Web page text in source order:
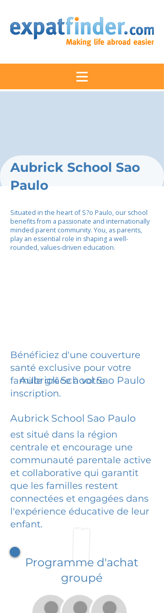
Aubrick School Sao
Paulo
Situated in the heart of S?o Paulo, our school
benefits from a passionate and internationally
minded parent community. You, as parents,
play an essential role in shaping a well-
rounded, values-driven education.
Bénéficiez d'une couverture
santé exclusive pour votre
famille grâce à votre
inscription.
Aubrick School Sao Paulo
Aubrick School Sao Paulo
est situé dans la région
centrale et encourage une
communauté parentale active
et collaborative qui garantit
que les familles restent
connectées et engagées dans
l'expérience éducative de leur
enfant.
Programme d'achat
groupé